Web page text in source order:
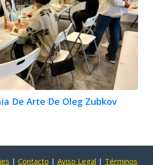
De Arte De Oleg Zubkov
| Contacto | Aviso Legal | Términos